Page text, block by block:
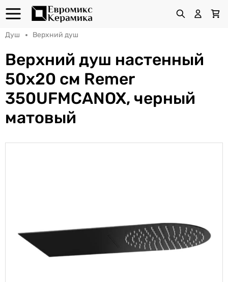
Душ Верхний душ
Верхний душ настенный
50x20 см Remer
350UFMCANOX, черный
матовый